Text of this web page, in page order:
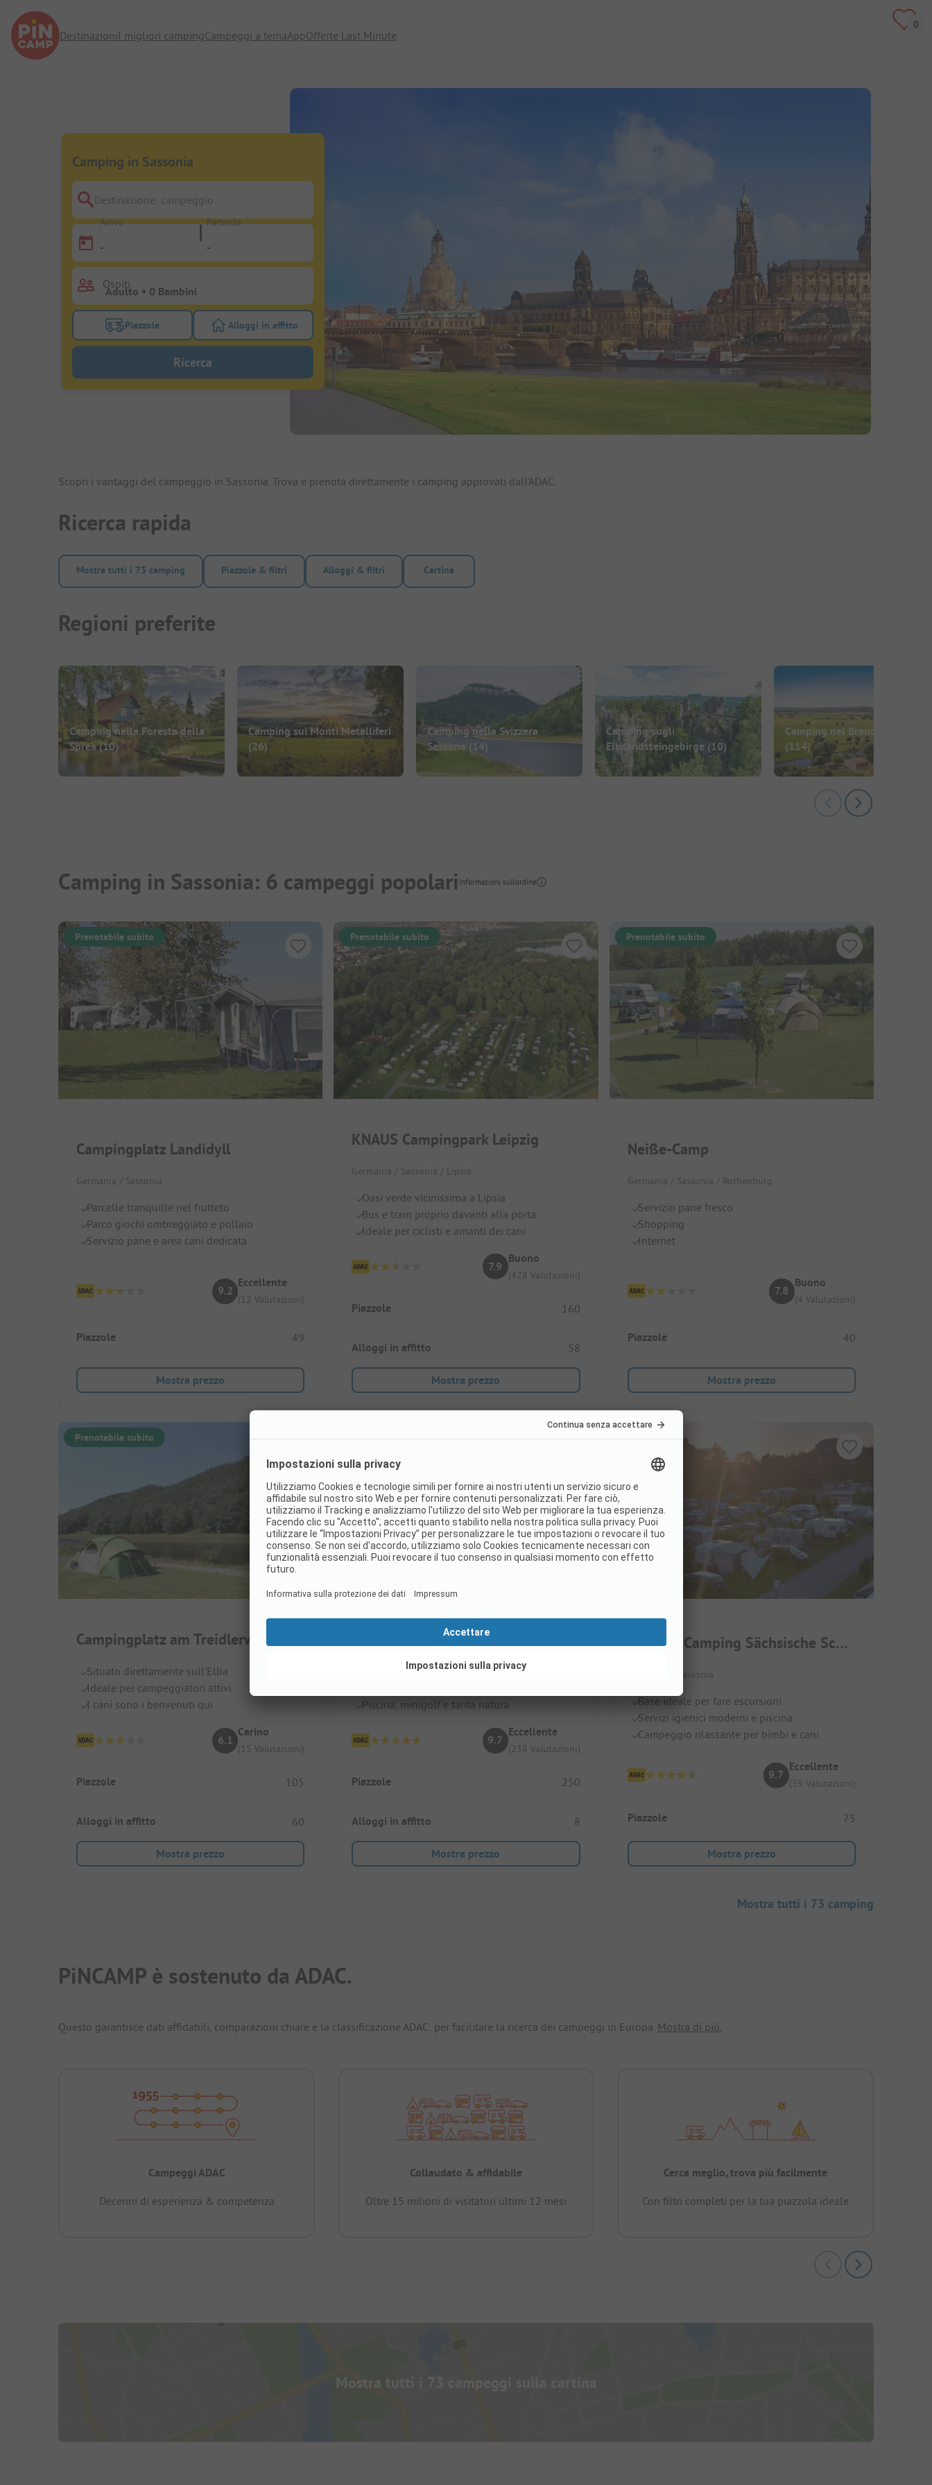
DestinazioniI migliori campingCampeggi a temaAppOfferte Last Minute
Camping in Sassonia
Destinazione, campeggio
Arrivo
-
Partenza
-
Ospiti
Attivare il filtro piazzole per cercare piazzole
Piazzole Attivare il filtro alloggi-in-affitto per cercare alloggi-in-affitto
Alloggi in affitto
Ricerca
Scopri i vantaggi del campeggio in Sassonia. Trova e prenota direttamente i camping approvati dall'ADAC.
Ricerca rapida
Mostra tutti i 73 camping Piazzole & filtri Alloggi & filtri Cartina
Regioni preferite
Camping nella Foresta della
Sprea(10)
Camping sui Monti Metalliferi
(26)
Camping nella Svizzera
Sassone(14)
Camping sugli
Elbsandsteingebirge (10)
Camping nel Brandeburgo
(114)
Camping in Sassonia: 6 campeggi popolari Informazioni sull'ordine
Prenotabile subito
Campingplatz Landidyll
Germania / Sassonia
Parcelle tranquille nel frutteto
Parco giochi ombreggiato e pollaio
Servizio pane e area cani dedicata
9.2
Eccellente
(12 Valutazioni)
Piazzole 49
Mostra prezzo
Prenotabile subito
KNAUS Campingpark Leipzig
Germania / Sassonia / Lipsia
Oasi verde vicinissima a Lipsia
Bus e tram proprio davanti alla porta
Ideale per ciclisti e amanti dei cani
7.9
Buono
(428 Valutazioni)
Piazzole 160
Alloggi in affitto 58
Mostra prezzo
Prenotabile subito
Neiße-Camp
Germania / Sassonia / Rothenburg
Servizio pane fresco
Shopping
Internet
7.8
Buono
(4 Valutazioni)
Piazzole 40
Mostra prezzo
Prenotabile subito
Campingplatz am Treidlerweg
Situato direttamente sull'Elba
Ideale per campeggiatori attivi
I cani sono i benvenuti qui
6.1
Carino
(15 Valutazioni)
Piazzole 105
Alloggi in affitto 60
Mostra prezzo
Campingpark LuxOase
Ideale per famiglie e amanti dei cani
Piscina, minigolf e tanta natura
9.7
Eccellente
(238 Valutazioni)
Piazzole 250
Alloggi in affitto 8
Mostra prezzo
Caravan Camping Sächsische Schweiz
Germania / Sassonia
Base ideale per fare escursioni
Servizi igienici moderni e piscina
Campeggio rilassante per bimbi e cani
9.7
Eccellente
(39 Valutazioni)
Piazzole 75
Mostra prezzo
Mostra tutti i 73 camping
PiNCAMP è sostenuto da ADAC.
Questo garantisce dati affidabili, comparazioni chiare e la classificazione ADAC: per facilitare la ricerca dei campeggi in Europa. Mostra di più.
Campeggi ADAC
Decenni di esperienza & competenza
Collaudato & affidabile
Oltre 15 milioni di visitatori ultimi 12 mesi
Cerca meglio, trova più facilmente
Con filtri completi per la tua piazzola ideale
Mostra tutti i 73 campeggi sulla cartina